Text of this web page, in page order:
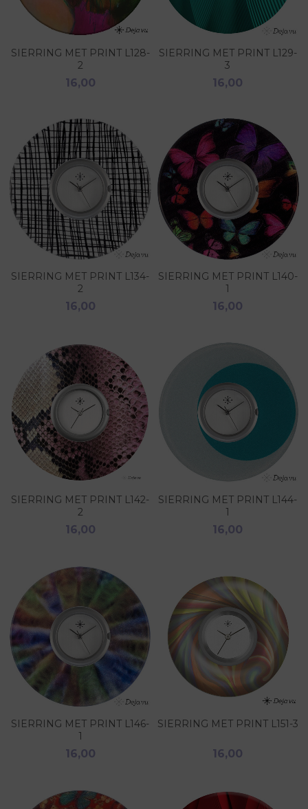
SIERRING MET PRINT L128-
2
16,00
SIERRING MET PRINT L129-
3
16,00
SIERRING MET PRINT L134-
2
16,00
SIERRING MET PRINT L140-
1
16,00
SIERRING MET PRINT L142-
2
16,00
SIERRING MET PRINT L144-
1
16,00
SIERRING MET PRINT L146-
1
16,00
SIERRING MET PRINT L151-3
16,00